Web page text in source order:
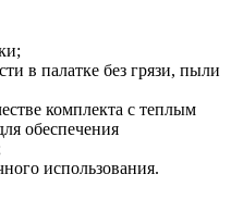
в палатке без грязи, пыли
комплекта с теплым
обеспечения
использования.